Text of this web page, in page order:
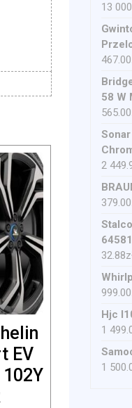
EV
13
467.00
58 W
565.00
2
379.00
64581
32.88
999.00
Hjc
1
1